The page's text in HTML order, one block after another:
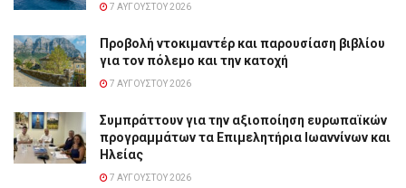
7 ΑΥΓΟΎΣΤΟΥ 2026
Προβολή ντοκιμαντέρ και παρουσίαση βιβλίου
για τον πόλεμο και την κατοχή
7 ΑΥΓΟΎΣΤΟΥ 2026
Συμπράττουν για την αξιοποίηση ευρωπαϊκών
προγραμμάτων τα Επιμελητήρια Ιωαννίνων και
Ηλείας
7 ΑΥΓΟΎΣΤΟΥ 2026